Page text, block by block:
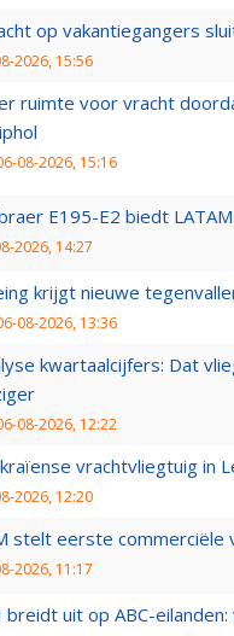
op vakantiegangers
2026, 15:56
ruimte voor vracht
08-2026, 15:16
E195-E2 biedt
2026, 14:27
krijgt nieuwe
08-2026, 13:36
kwartaalcijfers: Dat
08-2026, 12:22
vrachtvliegtuig in
2026, 12:20
stelt eerste commerciële
2026, 11:17
breidt uit op ABC-